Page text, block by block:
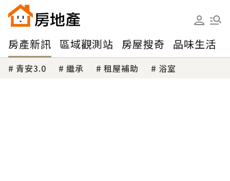
房產新訊 區域觀測站 房屋搜奇 品味生活
青安3.0 繼承 租屋補助 浴室